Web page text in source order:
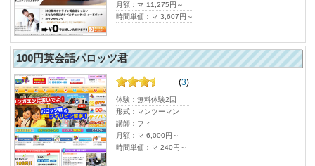
月額：マ 11,275円～
時間単価：マ 3,607円～
100円英会話パロッツ君
(3)
体験：無料体験2回
形式：マンツーマン
講師：フィ
月額：マ 6,000円～
時間単価：マ 240円～